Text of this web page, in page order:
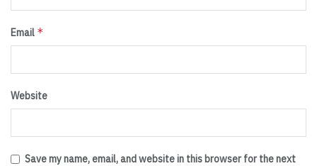
Email *
Website
Save my name, email, and website in this browser for the next